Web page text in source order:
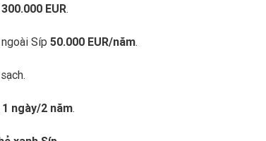
300.000 EUR.
Síp 50.000 EUR/năm.
1 ngày/2 năm.